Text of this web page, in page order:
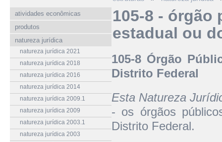
atividades econômicas
produtos
natureza jurídica
natureza jurídica 2021
natureza jurídica 2018
natureza jurídica 2016
natureza jurídica 2014
natureza jurídica 2009.1
natureza jurídica 2009
natureza jurídica 2003.1
natureza jurídica 2003
105-8 -
estadual ou
105-8 Órgão
Distrito Federal
Esta Natureza
- os órgãos
Distrito Federal.